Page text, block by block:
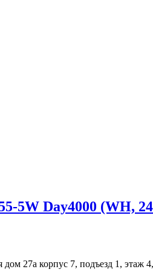
5W Day4000 (WH,
27а корпус 7, подъезд 1, этаж